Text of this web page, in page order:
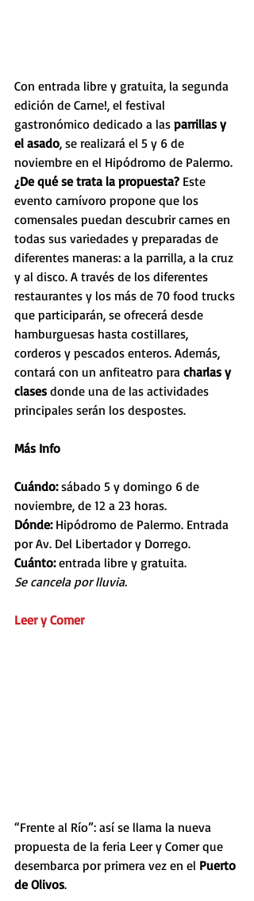
Con entrada libre y gratuita, la segunda
edición de Carne!, el festival
gastronómico dedicado a las parrillas y
el asado, se realizará el 5 y 6 de
noviembre en el Hipódromo de Palermo.
¿De qué se trata la propuesta? Este
evento carnívoro propone que los
comensales puedan descubrir carnes en
todas sus variedades y preparadas de
diferentes maneras: a la parrilla, a la cruz
y al disco. A través de los diferentes
restaurantes y los más de 70 food trucks
que participarán, se ofrecerá desde
hamburguesas hasta costillares,
corderos y pescados enteros. Además,
contará con un anfiteatro para charlas y
clases donde una de las actividades
principales serán los despostes.
Más Info
Cuándo: sábado 5 y domingo 6 de
noviembre, de 12 a 23 horas.
Dónde: Hipódromo de Palermo. Entrada
por Av. Del Libertador y Dorrego.
Cuánto: entrada libre y gratuita.
Se cancela por lluvia.
Leer y Comer
“Frente al Río”: así se llama la nueva
propuesta de la feria Leer y Comer que
desembarca por primera vez en el Puerto
de Olivos.